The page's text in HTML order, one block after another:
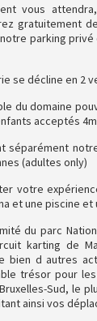
vous
gratuitement
parking
se décline en 2
du domaine
acceptés
séparément
(adultes only)
votre
et une piscine et
du parc
karting de
bien d autres
trésor pour
Sud, le
ainsi vos